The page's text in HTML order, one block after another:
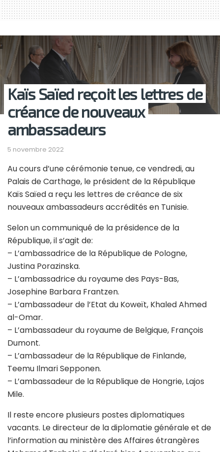
Kaïs Saïed reçoit les lettres de
créance de nouveaux
ambassadeurs
5 novembre 2022
Au cours d’une cérémonie tenue, ce vendredi, au
Palais de Carthage, le président de la République
Kaïs Saïed a reçu les lettres de créance de six
nouveaux ambassadeurs accrédités en Tunisie.
Selon un communiqué de la présidence de la
République, il s’agit de:
– L’ambassadrice de la République de Pologne,
Justina Porazinska.
– L’ambassadrice du royaume des Pays-Bas,
Josephine Barbara Frantzen.
– L’ambassadeur de l’Etat du Koweït, Khaled Ahmed
al-Omar.
– L’ambassadeur du royaume de Belgique, François
Dumont.
– L’ambassadeur de la République de Finlande,
Teemu Ilmari Sepponen.
– L’ambassadeur de la République de Hongrie, Lajos
Mile.
Il reste encore plusieurs postes diplomatiques
vacants. Le directeur de la diplomatie générale et de
l’information au ministère des Affaires étrangères